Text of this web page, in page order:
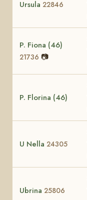
Ursula 22846
P. Fiona (46)
21736 📷
P. Florina (46)
U Nella 24305
Ubrina 25806